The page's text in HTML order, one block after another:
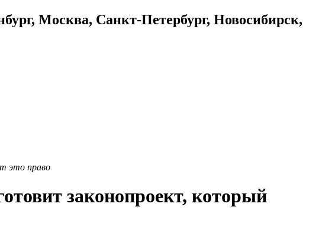
Москва, Санкт-Петербург, Новосибирск,
это право
законопроект, который